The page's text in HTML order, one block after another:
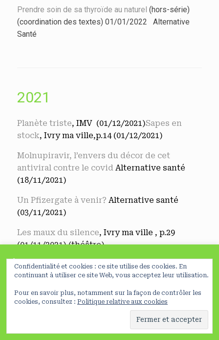
Prendre soin de sa thyroïde au naturel (hors-série)
(coordination des textes) 01/01/2022 Alternative
Santé
2021
Planète triste, IMV (01/12/2021)Sapes en
stock, Ivry ma ville,p.14 (01/12/2021)
Molnupiravir, l’envers du décor de cet
antiviral contre le covid Alternative santé
(18/11/2021)
Un Pfizergate à venir? Alternative santé
(03/11/2021)
Les maux du silence, Ivry ma ville , p.29
(01/11/2021) (théâtre)
Myofasciite à macrophages postvaccinale : le
long combat des victimes devant la justice
Alternative santé(28/10/2021)
Quelle indemnisation pour les effets
secondaires des vaccins contre le Covid-19 ?
Alternative santé (28/10/2021)
À lire avant de poursuivre
En poursuivant votre navigation sur ce site, vous acceptez
statistiques et d’études d’usage
Préferences
Confidentialité et cookies : ce site utilise des cookies. En
continuant à utiliser ce site Web, vous acceptez leur utilisation.
Pour en savoir plus, notamment sur la façon de contrôler les
cookies, consultez : Politique relative aux cookies